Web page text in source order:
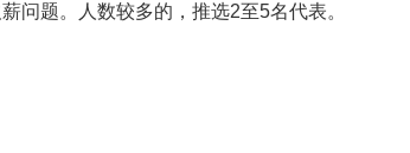
问题。人数较多的，推选2至5名代表。